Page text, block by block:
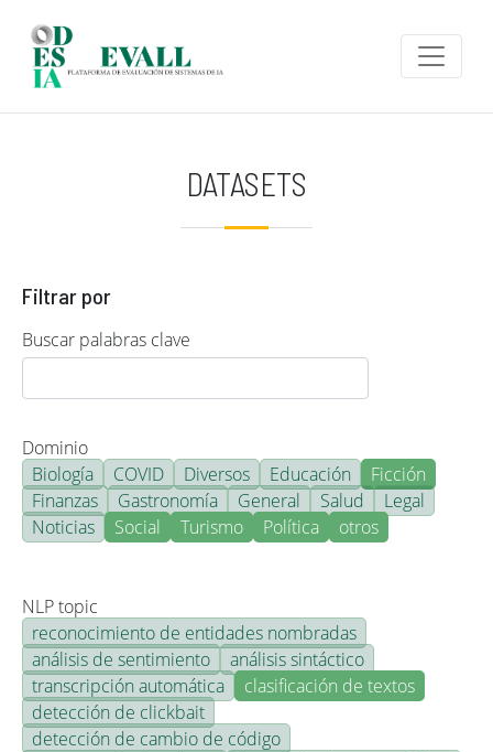
DATASETS
Filtrar por
Buscar palabras clave
Dominio
Biología
COVID Diversos Educación
Ficción
Finanzas
Gastronomía General Salud
Legal
Noticias
Social Turismo Política otros
NLP topic
reconocimiento de entidades nombradas
análisis de sentimiento
análisis sintáctico
transcripción automática
clasificación de textos
detección de clickbait
detección de cambio de código